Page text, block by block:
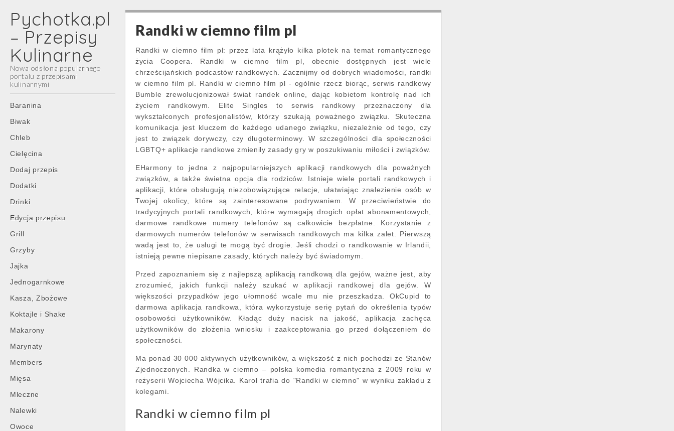
Pychotka.pl
– Przepisy
Kulinarne
Nowa odsłona popularnego
portalu z przepisami
kulinarnymi
Main
menu
Skip
content
Baranina
Biwak
Chleb
Cielęcina
Dodaj przepis
Dodatki
Drinki
Edycja przepisu
Grill
Grzyby
Jajka
Jednogarnkowe
Kasza, Zbożowe
Koktajle i Shake
Makarony
Marynaty
Members
Mięsa
Mleczne
Nalewki
Owoce
Randki w ciemno film pl
Randki w ciemno film pl: przez lata krążyło kilka plotek na temat romantycznego
życia Coopera. Randki w ciemno film pl, obecnie dostępnych jest wiele
chrześcijańskich podcastów randkowych. Zacznijmy od dobrych wiadomości, randki
w ciemno film pl. Randki w ciemno film pl - ogólnie rzecz biorąc, serwis randkowy
Bumble zrewolucjonizował świat randek online, dając kobietom kontrolę nad ich
życiem randkowym. Elite Singles to serwis randkowy przeznaczony dla
wykształconych profesjonalistów, którzy szukają poważnego związku. Skuteczna
komunikacja jest kluczem do każdego udanego związku, niezależnie od tego, czy
jest to związek dorywczy, czy długoterminowy. W szczególności dla społeczności
LGBTQ+ aplikacje randkowe zmieniły zasady gry w poszukiwaniu miłości i związków.
EHarmony to jedna z najpopularniejszych aplikacji randkowych dla poważnych
związków, a także świetna opcja dla rodziców. Istnieje wiele portali randkowych i
aplikacji, które obsługują niezobowiązujące relacje, ułatwiając znalezienie osób w
Twojej okolicy, które są zainteresowane podrywaniem. W przeciwieństwie do
tradycyjnych portali randkowych, które wymagają drogich opłat abonamentowych,
darmowe randkowe numery telefonów są całkowicie bezpłatne. Korzystanie z
darmowych numerów telefonów w serwisach randkowych ma kilka zalet. Pierwszą
wadą jest to, że usługi te mogą być drogie. Jeśli chodzi o randkowanie w Irlandii,
istnieją pewne niepisane zasady, których należy być świadomym.
Przed zapoznaniem się z najlepszą aplikacją randkową dla gejów, ważne jest, aby
zrozumieć, jakich funkcji należy szukać w aplikacji randkowej dla gejów. W
większości przypadków jego ułomność wcale mu nie przeszkadza. OkCupid to
darmowa aplikacja randkowa, która wykorzystuje serię pytań do określenia typów
osobowości użytkowników. Kładąc duży nacisk na jakość, aplikacja zachęca
użytkowników do złożenia wniosku i zaakceptowania go przed dołączeniem do
społeczności.
Ma ponad 30 000 aktywnych użytkowników, a większość z nich pochodzi ze Stanów
Zjednoczonych. Randka w ciemno – polska komedia romantyczna z 2009 roku w
reżyserii Wojciecha Wójcika. Karol trafia do "Randki w ciemno" w wyniku zakładu z
kolegami.
Randki w ciemno film pl